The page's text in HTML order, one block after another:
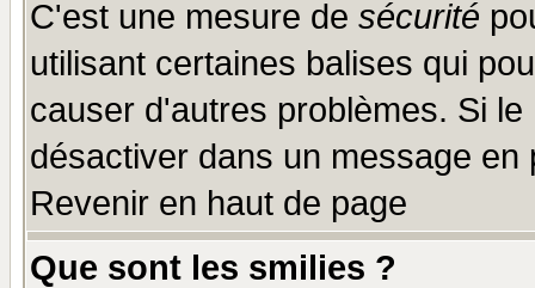
C'est une mesure de sécurité
utilisant certaines balises qui
causer d'autres problèmes. Si
désactiver dans un message
Revenir en haut de page
Que sont les smilies ?